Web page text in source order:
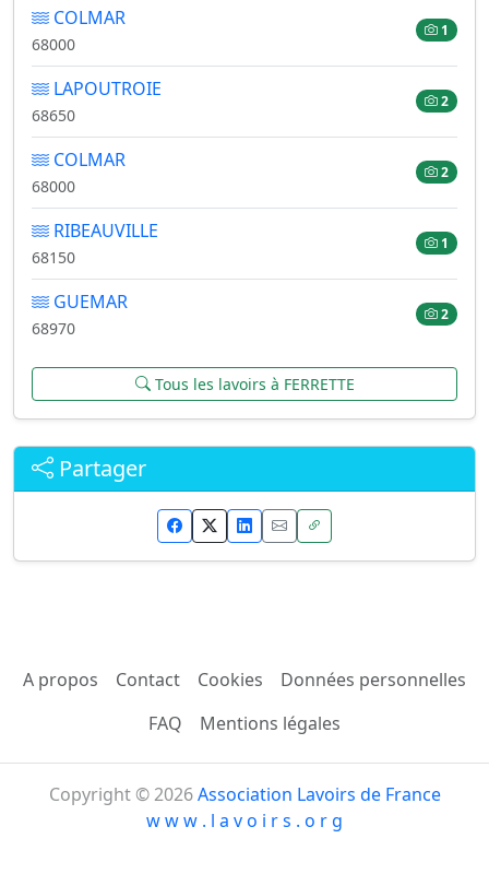
COLMAR
68000
1
LAPOUTROIE
68650
2
COLMAR
68000
2
RIBEAUVILLE
68150
1
GUEMAR
68970
2
Tous les lavoirs à FERRETTE
Partager
A propos Contact Cookies
Données personnelles
FAQ
Mentions légales
Copyright © 2026Association Lavoirs de France
w w w . l a v o i r s . o r g